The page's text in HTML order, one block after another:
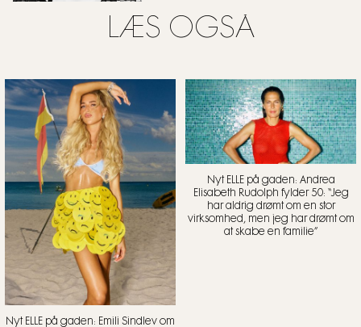
LÆS OGSÅ
Nyt ELLE på gaden: Emili Sindlev om
Nyt ELLE på gaden: Andrea
Elisabeth Rudolph fylder 50: “Jeg
har aldrig drømt om en stor
virksomhed, men jeg har drømt om
at skabe en familie”